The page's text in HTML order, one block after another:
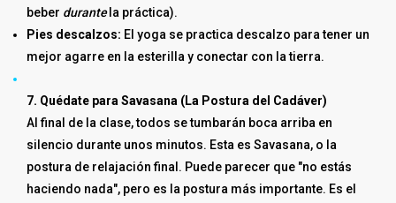
beber durantela práctica).
Pies descalzos: El yoga se practica descalzo para tener un
mejor agarre en la esterilla y conectar con la tierra.
7. Quédate para Savasana (La Postura del Cadáver)
Al final de la clase, todos se tumbarán boca arriba en
silencio durante unos minutos. Esta es Savasana, o la
postura de relajación final. Puede parecer que "no estás
haciendo nada", pero es la postura más importante. Es el